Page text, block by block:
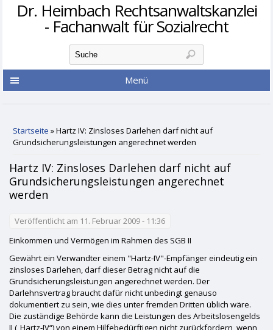
Dr. Heimbach Rechtsanwaltskanzlei
- Fachanwalt für Sozialrecht
Suchformular
Suche
Menü
Startseite » Hartz IV: Zinsloses Darlehen darf nicht auf
Grundsicherungsleistungen angerechnet werden
Hartz IV: Zinsloses Darlehen darf nicht auf
Grundsicherungsleistungen angerechnet
werden
Veröffentlicht am 11. Februar 2009 - 11:36
Einkommen und Vermögen im Rahmen des SGB II
Gewährt ein Verwandter einem "Hartz-IV"-Empfänger eindeutig ein
zinsloses Darlehen, darf dieser Betrag nicht auf die
Grundsicherungsleistungen angerechnet werden. Der
Darlehnsvertrag braucht dafür nicht unbedingt genauso
dokumentiert zu sein, wie dies unter fremden Dritten üblich wäre.
Die zuständige Behörde kann die Leistungen des Arbeitslosengelds
II („Hartz-IV“) von einem Hilfebedürftigen nicht zurückfordern, wenn